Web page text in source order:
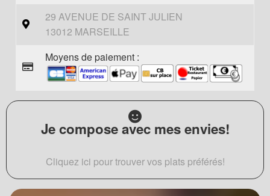
29 AVENUE DE SAINT JULIEN
13012 MARSEILLE
Moyens de paiement :
Je compose avec mes envies!
Cliquez ici pour trouver vos plats préférés!